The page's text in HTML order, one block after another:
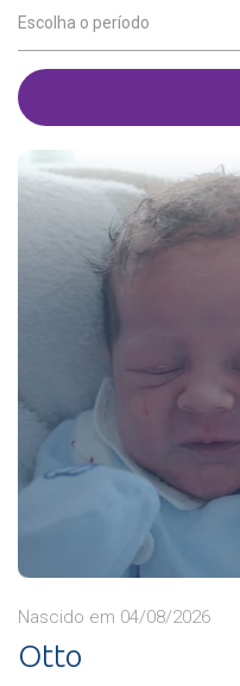
Escolha o período
Nascido em 04/08/2026
Otto